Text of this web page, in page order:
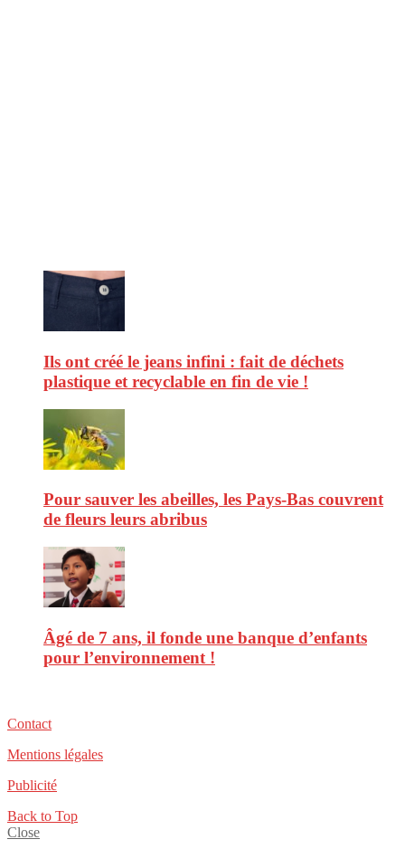
Ils ont créé le jeans infini : fait de déchets
plastique et recyclable en fin de vie !
Pour sauver les abeilles, les Pays-Bas couvrent
de fleurs leurs abribus
Âgé de 7 ans, il fonde une banque d’enfants
pour l’environnement !
Contact
Mentions légales
Publicité
Back to Top
Close